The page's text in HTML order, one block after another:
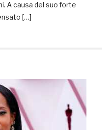
A causa del suo forte
[…]